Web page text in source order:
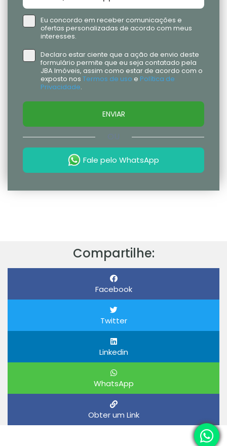
Eu concordo em receber comunicações e
ofertas personalizadas de acordo com meus
interesses.
Declaro estar ciente que a ação de envio deste
formulário permite que eu seja contatado pela
JBA Imóveis, assim como estar de acordo com o
exposto nos Termos de uso e Política de
Privacidade.
ENVIAR
OU
Fale pelo WhatsApp
Compartilhe:
Facebook
Twitter
Linkedin
WhatsApp
Obter um Link